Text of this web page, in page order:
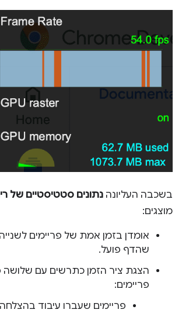
בשכבה העליונה נתונים סטטיסטיים של
מוצגים:
אומדן בזמן אמת של פריימים
שהדף פועל.
הצגת ציר הזמן כתרשים עם שלושה
פריימים:
פריימים שעברו עיבוד בהצלחה